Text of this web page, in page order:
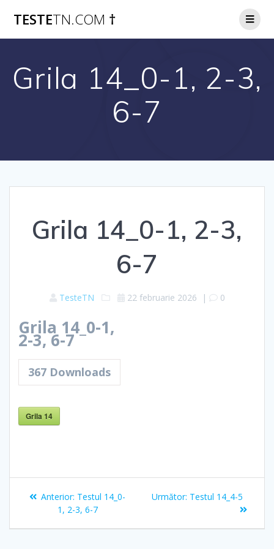
TESTETN.COM †
Grila 14_0-1, 2-3,
6-7
Grila 14_0-1, 2-3,
6-7
TesteTN 22 februarie 2026 | 0
Grila 14_0-1,
2-3, 6-7
367 Downloads
Grila 14
Navigare
Anterior: Articolul
anterior:
Testul 14_0-
1, 2-3, 6-7
Următor: Articolul
Testul 14_4-5